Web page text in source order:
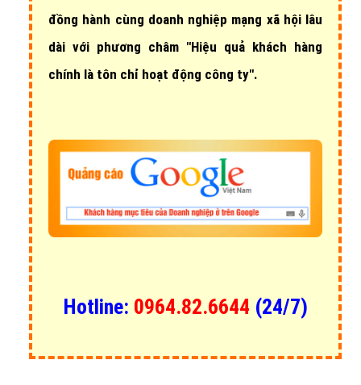
đồng hành cùng doanh nghiệp mạng xã hội lâu
dài với phương châm "Hiệu quả khách hàng
chính là tôn chỉ hoạt động công ty".
Hotline: 0964.82.6644 (24/7)